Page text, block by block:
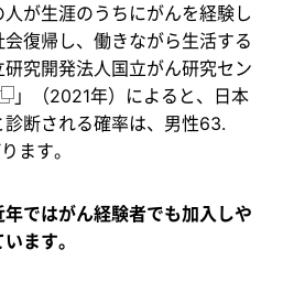
が生涯のうちにがんを経験し
復帰し、働きながら生活する
究開発法人国立がん研究セン
」（2021年）によると、日本
断される確率は、男性63.
ます。
年ではがん経験者でも加入しや
ます。